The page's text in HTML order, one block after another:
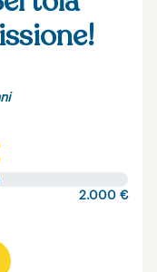
2.000 €